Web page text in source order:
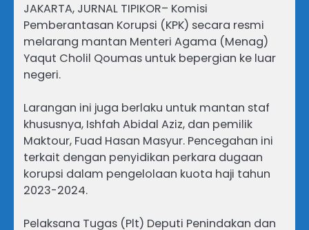
JAKARTA, JURNAL TIPIKOR– Komisi
Pemberantasan Korupsi (KPK) secara resmi
melarang mantan Menteri Agama (Menag)
Yaqut Cholil Qoumas untuk bepergian ke luar
negeri.
Larangan ini juga berlaku untuk mantan staf
khususnya, Ishfah Abidal Aziz, dan pemilik
Maktour, Fuad Hasan Masyur. Pencegahan ini
terkait dengan penyidikan perkara dugaan
korupsi dalam pengelolaan kuota haji tahun
2023-2024.
Pelaksana Tugas (Plt) Deputi Penindakan dan